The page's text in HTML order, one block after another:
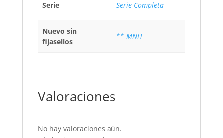
Serie Serie Completa
Nuevo sin
fijasellos
** MNH
Valoraciones
No hay valoraciones aún.